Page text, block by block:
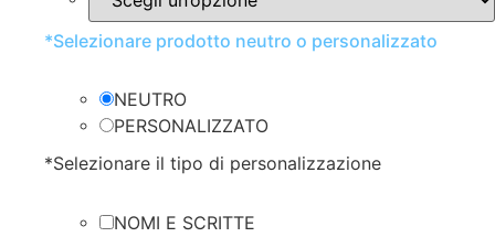
*Selezionare prodotto neutro o personalizzato
NEUTRO
PERSONALIZZATO
*Selezionare il tipo di personalizzazione
NOMI E SCRITTE